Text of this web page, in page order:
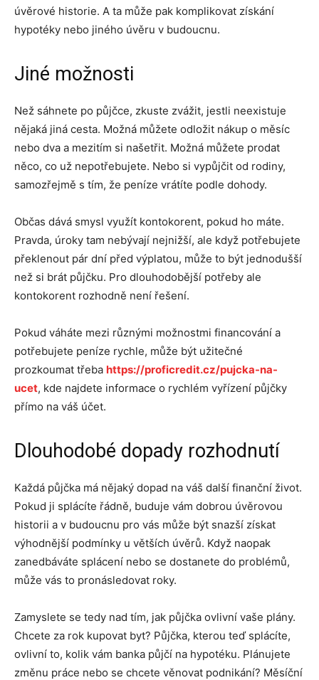
úvěrové historie. A ta může pak komplikovat získání
hypotéky nebo jiného úvěru v budoucnu.
Jiné možnosti
Než sáhnete po půjčce, zkuste zvážit, jestli neexistuje
nějaká jiná cesta. Možná můžete odložit nákup o měsíc
nebo dva a mezitím si našetřit. Možná můžete prodat
něco, co už nepotřebujete. Nebo si vypůjčit od rodiny,
samozřejmě s tím, že peníze vrátíte podle dohody.
Občas dává smysl využít kontokorent, pokud ho máte.
Pravda, úroky tam nebývají nejnižší, ale když potřebujete
překlenout pár dní před výplatou, může to být jednodušší
než si brát půjčku. Pro dlouhodobější potřeby ale
kontokorent rozhodně není řešení.
Pokud váháte mezi různými možnostmi financování a
potřebujete peníze rychle, může být užitečné
prozkoumat třeba https://proficredit.cz/pujcka-na-
ucet, kde najdete informace o rychlém vyřízení půjčky
přímo na váš účet.
Dlouhodobé dopady rozhodnutí
Každá půjčka má nějaký dopad na váš další finanční život.
Pokud ji splácíte řádně, buduje vám dobrou úvěrovou
historii a v budoucnu pro vás může být snazší získat
výhodnější podmínky u větších úvěrů. Když naopak
zanedbáváte splácení nebo se dostanete do problémů,
může vás to pronásledovat roky.
Zamyslete se tedy nad tím, jak půjčka ovlivní vaše plány.
Chcete za rok kupovat byt? Půjčka, kterou teď splácíte,
ovlivní to, kolik vám banka půjčí na hypotéku. Plánujete
změnu práce nebo se chcete věnovat podnikání? Měsíční